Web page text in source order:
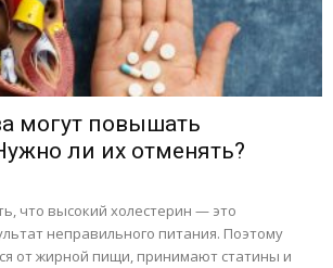
могут повышать
ли их отменять?
что высокий холестерин — это
неправильного питания. Поэтому
от жирной пищи, принимают статины и